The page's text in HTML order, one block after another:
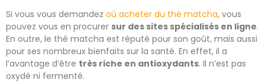
Si vous vous demandez où acheter du thé matcha, vous
pouvez vous en procurer sur des sites spécialisés en ligne.
En outre, le thé matcha est réputé pour son goût, mais aussi
pour ses nombreux bienfaits sur la santé. En effet, il a
l’avantage d’être très riche en antioxydants. Il n’est pas
oxydé ni fermenté.